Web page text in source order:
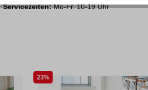
Servicezeiten: Mo-Fr. 10-19 Uhr
23%